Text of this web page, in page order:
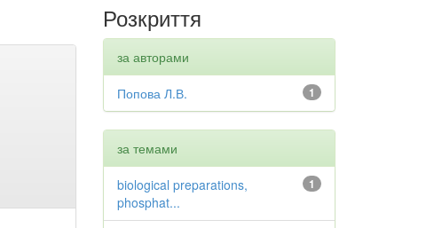
Розкриття
за авторами
1
Попова Л.В.
за темами
1
biological preparations,
phosphat...